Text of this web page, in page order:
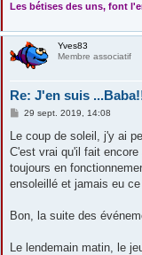
Les bétises des uns, font
Yves83
Membre associatif
Re: J'en suis
M
s
a
g
e
29 sept. 2019, 14:08
Le coup de soleil, j'y ai
C'est vrai qu'il fait
toujours en
ensoleillé et jamais eu ce
Bon, la suite des
Le lendemain matin, le